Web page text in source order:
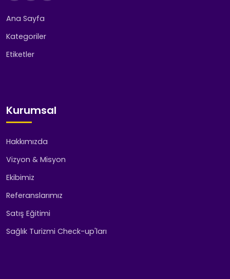
Ana Sayfa
Kategoriler
Etiketler
Kurumsal
Hakkımızda
Vizyon & Misyon
Ekibimiz
Referanslarımız
Satış Eğitimi
Sağlık Turizmi Check-up'ları